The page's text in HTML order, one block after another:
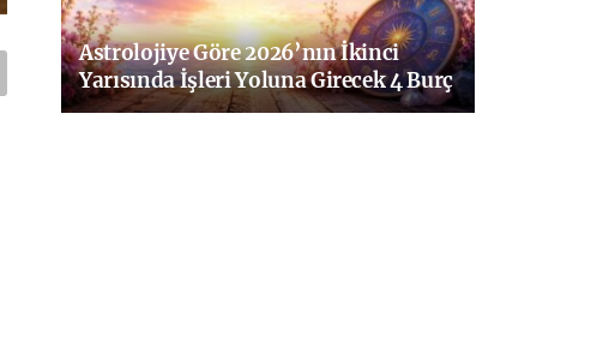
Astrolojiye Göre 2026’nın İkinci
Yarısında İşleri Yoluna Girecek 4 Burç